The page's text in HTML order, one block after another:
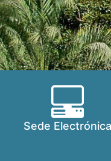
Sede Electrónica